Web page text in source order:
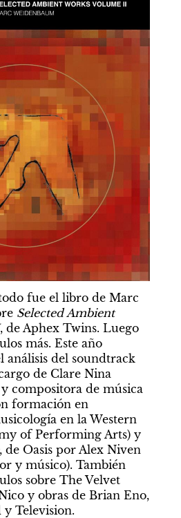
fue el libro de Marc
Selected Ambient
, de Aphex Twins. Luego
más. Este año
análisis del soundtrack
de Clare Nina
compositora de música
formación en
en la Western
Australian Academy of Performing Arts) y
de Oasis por Alex Niven
y músico). También
sobre The Velvet
y obras de Brian Eno,
y Television.